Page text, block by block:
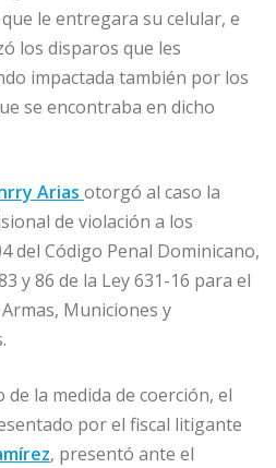
le entregara su celular, e
los disparos que les
impactada también por los
se encontraba en dicho
Arias otorgó al caso la
de violación a los
del Código Penal Dominicano,
y 86 de la Ley 631-16 para el
Municiones y
la medida de coerción, el
por el fiscal litigante
, presentó ante el